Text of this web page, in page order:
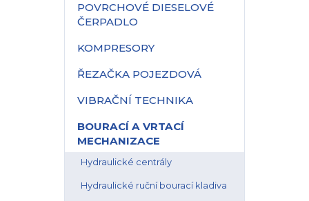
POVRCHOVÉ DIESELOVÉ
ČERPADLO
KOMPRESORY
ŘEZAČKA POJEZDOVÁ
VIBRAČNÍ TECHNIKA
BOURACÍ A VRTACÍ
MECHANIZACE
Hydraulické centrály
Hydraulické ruční bourací kladiva